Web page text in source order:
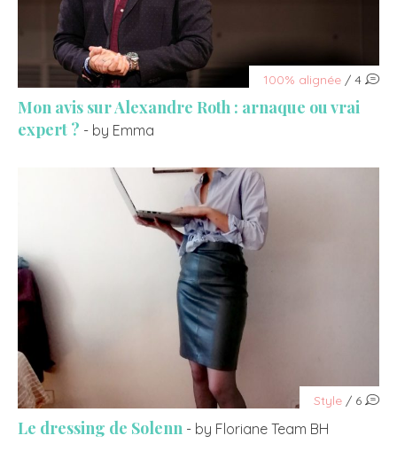
100% alignée / 4
Mon avis sur Alexandre Roth : arnaque ou vrai
expert ? - by Emma
Style / 6
Le dressing de Solenn - by Floriane Team BH